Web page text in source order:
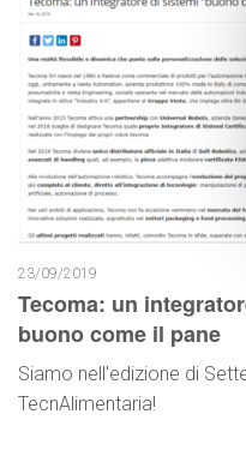
23/09/2019
Tecoma: un
buono come il pane
Siamo nell'edizione di
TecnAlimentaria!